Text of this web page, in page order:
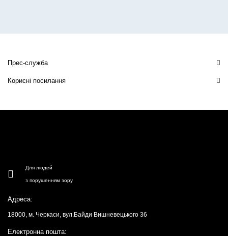
Прес-служба
Корисні посилання
Для людей
з порушенням зору
Адреса:
18000, м. Черкаси, вул.Байди Вишневецького 36
Електронна пошта: